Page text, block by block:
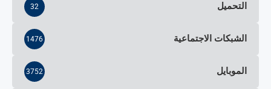
التحميل 32
الشبكات الاجتماعية 1476
الموبايل 3752